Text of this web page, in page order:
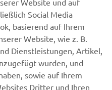
Angeboten,
Social Media
basierend auf Ihrem
Website, wie z. B.
Dienstleistungen, Artikel,
wurden, und
sowie auf Ihrem
Dritter und Ihren